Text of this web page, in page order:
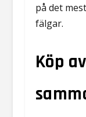
på det
fälgar.
Köp